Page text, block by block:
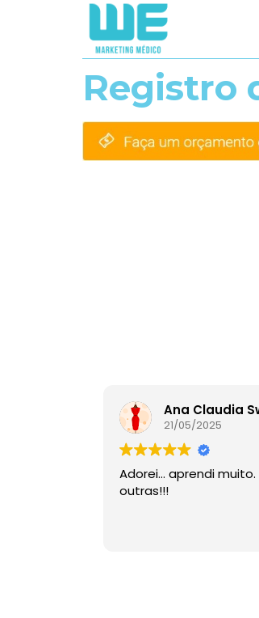
Registro
21/05/2025
Adorei… aprendi muito. Espero por
outras!!!